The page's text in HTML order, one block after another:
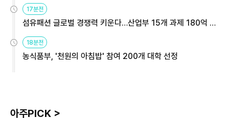
17분전
섬유패션 글로벌 경쟁력 키운다…산업부 15개 과제 180억 지
원
18분전
농식품부, '천원의 아침밥' 참여 200개 대학 선정
아주PICK >